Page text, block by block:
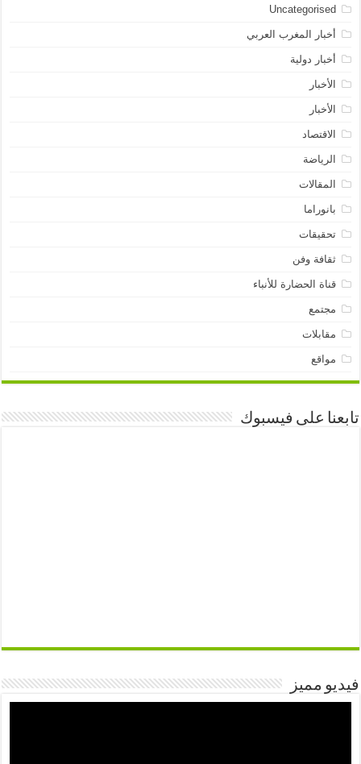
Uncategorised
أخبار المغرب العربي
أخبار دولية
الأخبار
الأخبار
الاقتصاد
الرياضة
المقالات
بانوراما
تحقيقات
ثقافة وفن
قناة الحضارة للأنباء
مجتمع
مقابلات
مواقع
تابعنا على فيسبوك
فيديو مميز